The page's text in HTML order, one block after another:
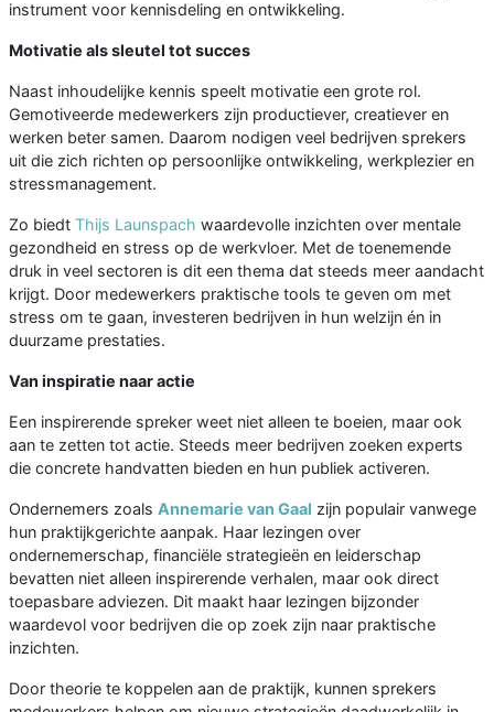
instrument voor kennisdeling en ontwikkeling.
Motivatie als sleutel tot succes
Naast inhoudelijke kennis speelt motivatie een grote rol.
Gemotiveerde medewerkers zijn productiever, creatiever en
werken beter samen. Daarom nodigen veel bedrijven sprekers
uit die zich richten op persoonlijke ontwikkeling, werkplezier en
stressmanagement.
Zo biedt Thijs Launspach waardevolle inzichten over mentale
gezondheid en stress op de werkvloer. Met de toenemende
druk in veel sectoren is dit een thema dat steeds meer aandacht
krijgt. Door medewerkers praktische tools te geven om met
stress om te gaan, investeren bedrijven in hun welzijn én in
duurzame prestaties.
Van inspiratie naar actie
Een inspirerende spreker weet niet alleen te boeien, maar ook
aan te zetten tot actie. Steeds meer bedrijven zoeken experts
die concrete handvatten bieden en hun publiek activeren.
Ondernemers zoals Annemarie van Gaal zijn populair vanwege
hun praktijkgerichte aanpak. Haar lezingen over
ondernemerschap, financiële strategieën en leiderschap
bevatten niet alleen inspirerende verhalen, maar ook direct
toepasbare adviezen. Dit maakt haar lezingen bijzonder
waardevol voor bedrijven die op zoek zijn naar praktische
inzichten.
Door theorie te koppelen aan de praktijk, kunnen sprekers